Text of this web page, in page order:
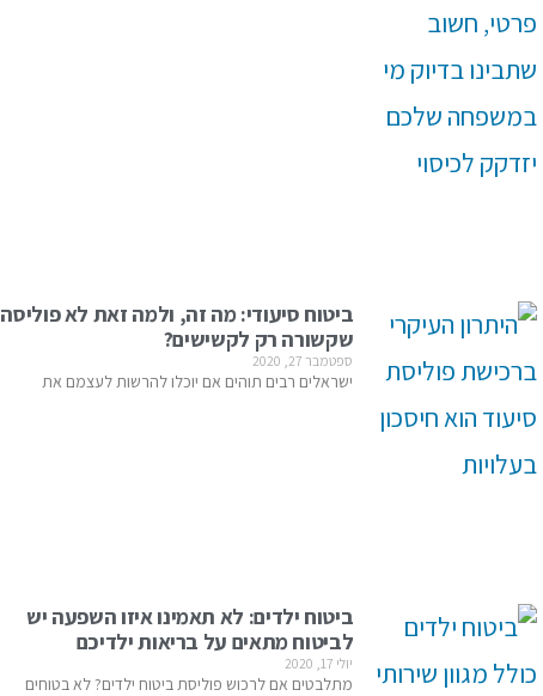
ביטוח סיעודי: מה זה, ולמה זאת לא פוליסה
שקשורה רק לקשישים?
ספטמבר 27, 2020
ישראלים רבים תוהים אם יוכלו להרשות לעצמם את
ביטוח ילדים: לא תאמינו איזו השפעה יש
לביטוח מתאים על בריאות ילדיכם
יולי 17, 2020
מתלבטים אם לרכוש פוליסת ביטוח ילדים? לא בטוחים